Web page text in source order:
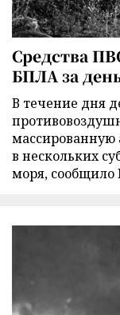
Средства
БПЛА за
В течение дня
массированную
в нескольких
моря,